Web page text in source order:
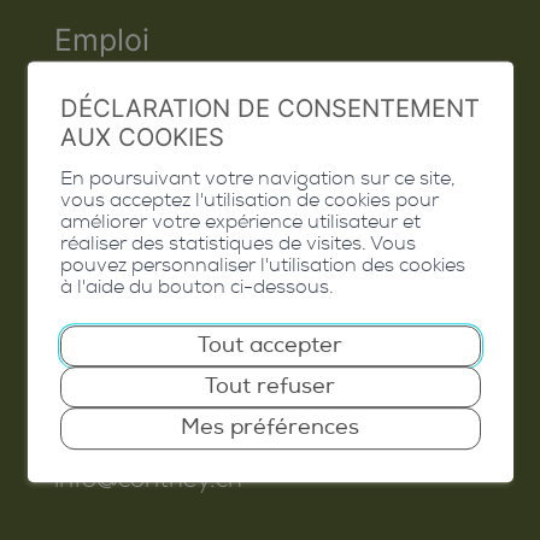
randonnée pédestre ne posent pas
d’exigences particulières aux
utilisatrices et utilisateurs. Ils
doivent porter de bonnes
semelle profilée, un équipement
adapté au temps qu’il fait et avoir
avec eux des cartes
topographiques.
Signalisation: indicateurs de
direction, losanges et flèches
jaunes.
trouverez sur chaque panneau
indicateur des QR codes qui vous
donneront des indications sur ces
différents tours avec les
Pistes VTT
Emploi
Contact
Extranet
Valais Excellence
Route de Savoie 54
1975
St-Séverin
T. 027 345 45 45
info@conthey.ch
DÉCLARATION DE CONSENTEMENT
AUX COOKIES
En poursuivant votre navigation sur ce site,
vous acceptez l'utilisation de cookies pour
améliorer votre expérience utilisateur et
réaliser des statistiques de visites. Vous
pouvez personnaliser l'utilisation des cookies
à l'aide du bouton ci-dessous.
Tout accepter
Tout refuser
Mes préférences